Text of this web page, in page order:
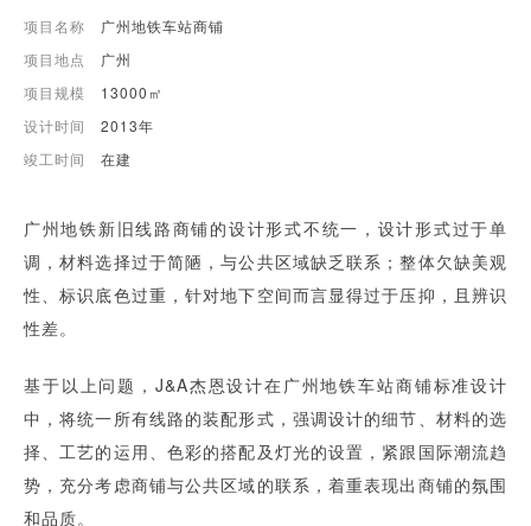
项目名称
广州地铁车站商铺
项目地点
广州
项目规模
13000㎡
设计时间
2013年
竣工时间
在建
广州地铁新旧线路商铺的设计形式不统一，设计形式过于单
调，材料选择过于简陋，与公共区域缺乏联系；整体欠缺美观
性、标识底色过重，针对地下空间而言显得过于压抑，且辨识
性差。
基于以上问题，J&A杰恩设计在广州地铁车站商铺标准设计
中，将统一所有线路的装配形式，强调设计的细节、材料的选
择、工艺的运用、色彩的搭配及灯光的设置，紧跟国际潮流趋
势，充分考虑商铺与公共区域的联系，着重表现出商铺的氛围
和品质。